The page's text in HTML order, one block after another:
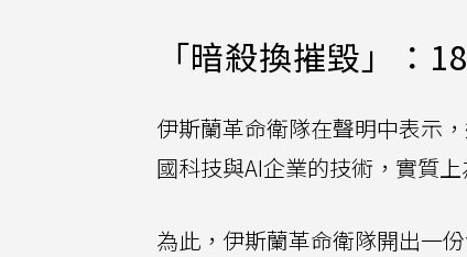
「暗殺換摧毀」：
伊斯蘭革命衛隊在聲明中表示
國科技與AI企業的技術，實質
為此，伊斯蘭革命衛隊開出一